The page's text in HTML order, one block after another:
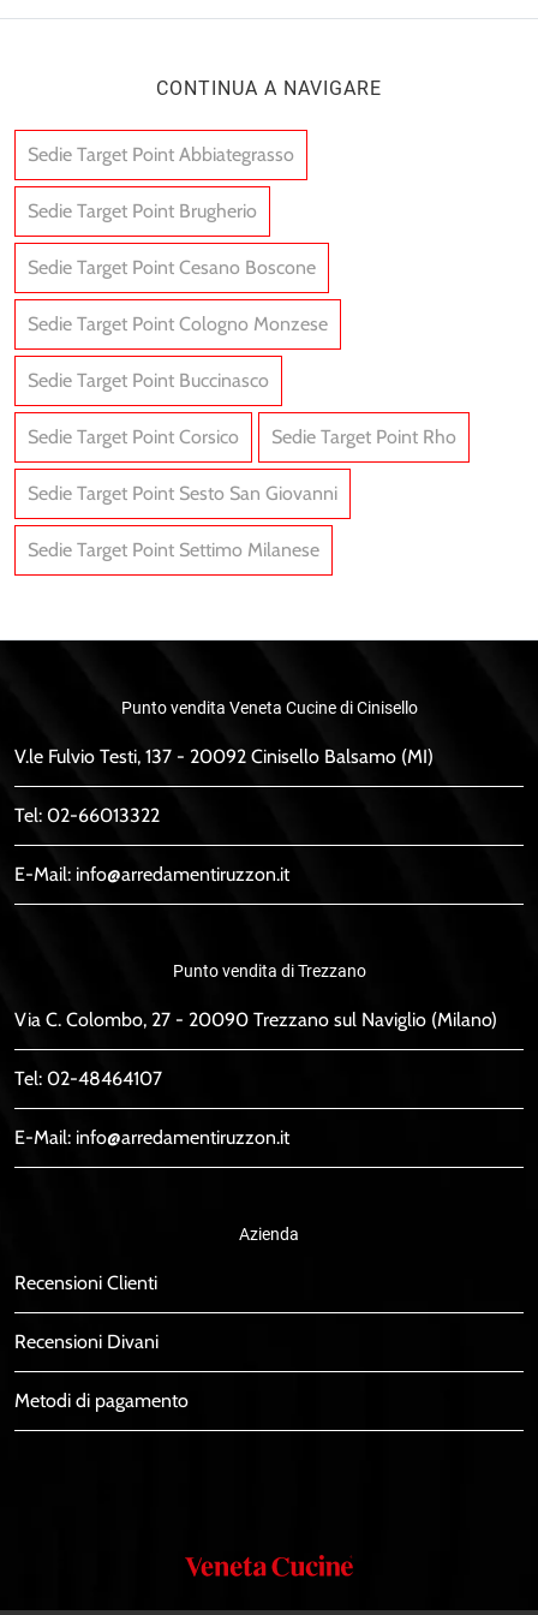
CONTINUA A NAVIGARE
Sedie Target Point Abbiategrasso
Sedie Target Point Brugherio
Sedie Target Point Cesano Boscone
Sedie Target Point Cologno Monzese
Sedie Target Point Buccinasco
Sedie Target Point Corsico Sedie Target Point Rho
Sedie Target Point Sesto San Giovanni
Sedie Target Point Settimo Milanese
Punto vendita Veneta Cucine di Cinisello
V.le Fulvio Testi, 137 - 20092 Cinisello Balsamo (MI)
Tel: 02-66013322
E-Mail: info@arredamentiruzzon.it
Punto vendita di Trezzano
Via C. Colombo, 27 - 20090 Trezzano sul Naviglio (Milano)
Tel: 02-48464107
E-Mail: info@arredamentiruzzon.it
Azienda
Recensioni Clienti
Recensioni Divani
Metodi di pagamento
Veneta